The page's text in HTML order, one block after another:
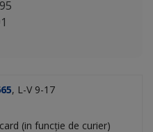
, L-V 9-17
(in funcție de curier)